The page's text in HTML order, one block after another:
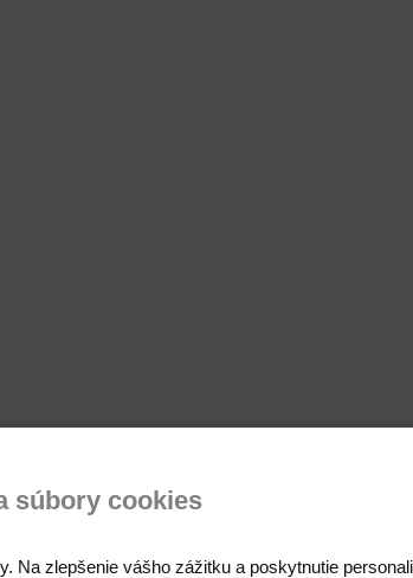
súbory cookies
Na zlepšenie vášho zážitku a poskytnutie